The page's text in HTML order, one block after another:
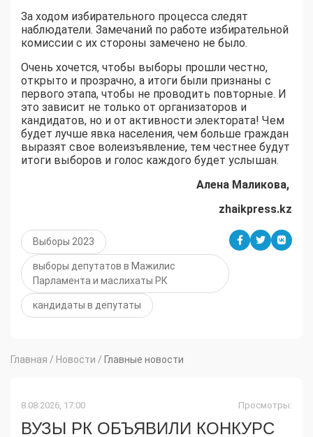
За ходом избирательного процесса следят
наблюдатели. Замечаний по работе избирательной
комиссии с их стороны замечено не было.
Очень хочется, чтобы выборы прошли честно,
открыто и прозрачно, а итоги были признаны с
первого этапа, чтобы не проводить повторные. И
это зависит не только от организаторов и
кандидатов, но и от активности электората! Чем
будет лучше явка населения, чем больше граждан
выразят свое волеизъявление, тем честнее будут
итоги выборов и голос каждого будет услышан.
Алена Маликова,
zhaikpress.kz
Выборы 2023
выборы депутатов в Мажилис
Парламента и маслихаты РК
кандидаты в депутаты
Главная / Новости / Главные новости
8.08.2026, 17:00 Просмотры:
ВУЗЫ РК ОБЪЯВИЛИ КОНКУРС